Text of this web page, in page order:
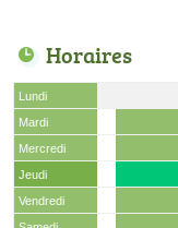
Horaires
Lundi
Mardi
Mercredi
Jeudi
Vendredi